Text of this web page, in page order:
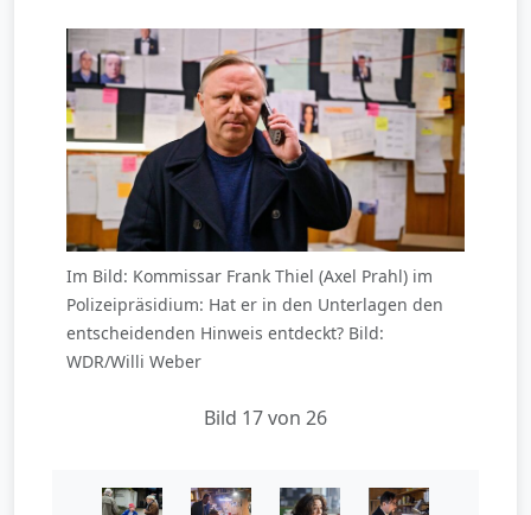
Im Bild: Kommissar Frank Thiel (Axel Prahl) im
Polizeipräsidium: Hat er in den Unterlagen den
entscheidenden Hinweis entdeckt? Bild:
WDR/Willi Weber
Bild 17 von 26